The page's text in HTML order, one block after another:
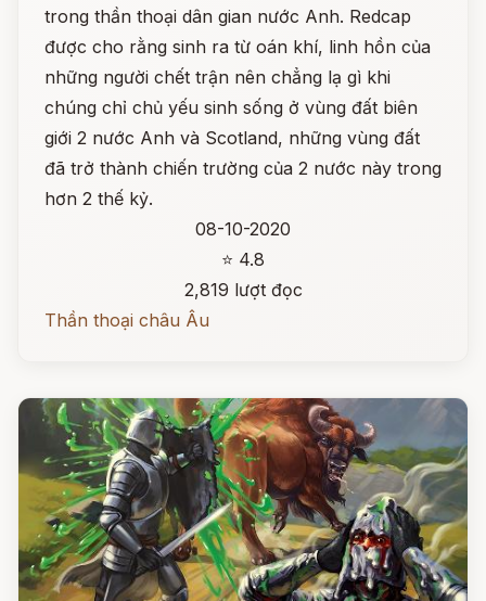
trong thần thoại dân gian nước Anh. Redcap
được cho rằng sinh ra từ oán khí, linh hồn của
những người chết trận nên chẳng lạ gì khi
chúng chỉ chủ yếu sinh sống ở vùng đất biên
giới 2 nước Anh và Scotland, những vùng đất
đã trở thành chiến trường của 2 nước này trong
hơn 2 thế kỷ.
08-10-2020
⭐ 4.8
2,819 lượt đọc
Thần thoại châu Âu